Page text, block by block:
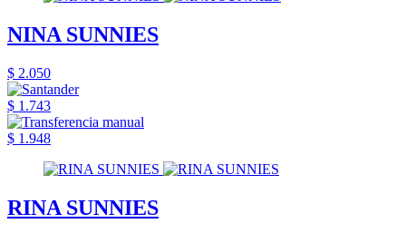
NINA SUNNIES
$ 2.050
$ 1.743
$ 1.948
RINA SUNNIES